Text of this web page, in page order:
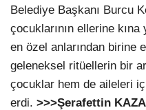
Belediye Başkanı Burcu
çocuklarının ellerine
en özel anlarından birine
geleneksel ritüellerin bir
çocuklar hem de aileleri
erdi. >>>Şerafettin